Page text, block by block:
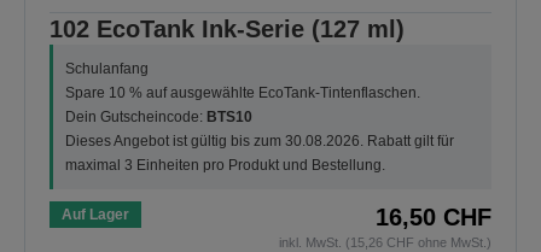
102 EcoTank Ink-Serie (127 ml)
Schulanfang
Spare 10 % auf ausgewählte EcoTank-Tintenflaschen.
Dein Gutscheincode: BTS10
Dieses Angebot ist gültig bis zum 30.08.2026. Rabatt gilt für
maximal 3 Einheiten pro Produkt und Bestellung.
Auf Lager 16,50 CHF
inkl. MwSt. (15,26 CHF ohne MwSt.)